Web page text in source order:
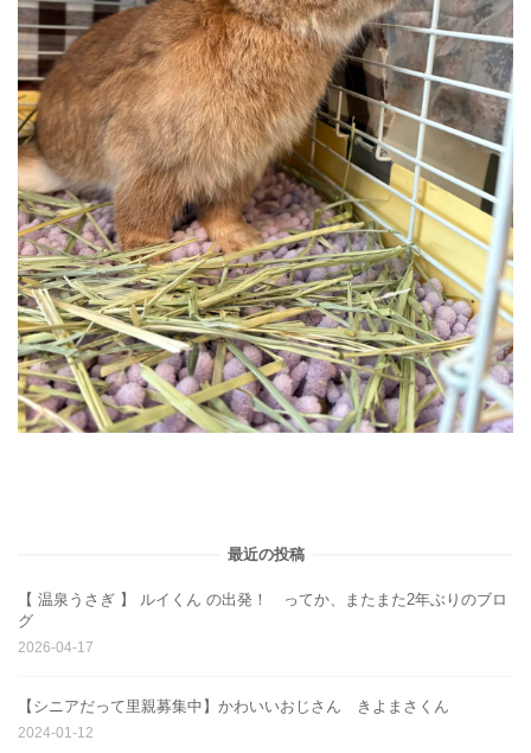
最近の投稿
【 温泉うさぎ 】 ルイくん の出発！ ってか、またまた2年ぶりのブロ
グ
2026-04-17
【シニアだって里親募集中】かわいいおじさん きよまさくん
2024-01-12